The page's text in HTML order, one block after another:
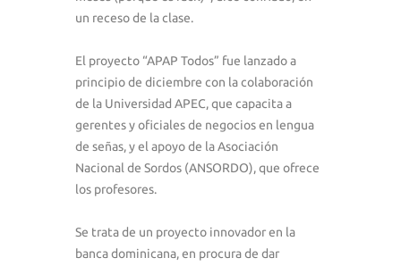
un receso de la clase.
El proyecto “APAP Todos” fue lanzado a
principio de diciembre con la colaboración
de la Universidad APEC, que capacita a
gerentes y oficiales de negocios en lengua
de señas, y el apoyo de la Asociación
Nacional de Sordos (ANSORDO), que ofrece
los profesores.
Se trata de un proyecto innovador en la
banca dominicana, en procura de dar